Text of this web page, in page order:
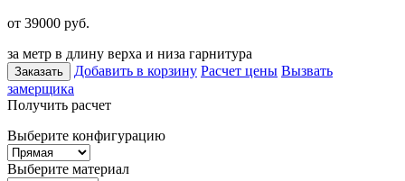
от 39000 руб.
за метр в длину верха и низа гарнитура
Заказать Добавить в корзину Расчет цены Вызвать
замерщика
Получить расчет
Выберите конфигурацию
Выберите материал